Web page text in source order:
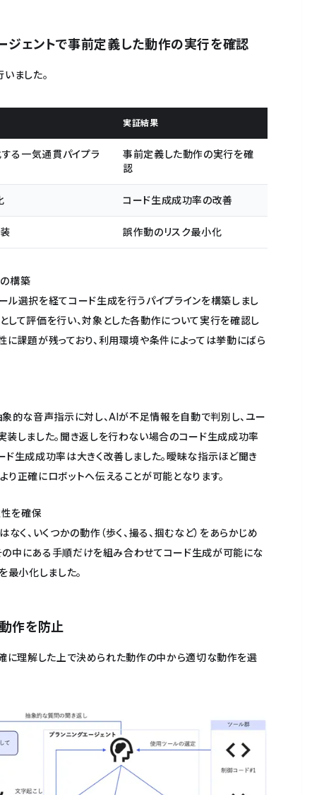
ェントで事前定義した動作の実行を確認
ました。
実証結果
る一気通貫パイプラ
事前定義した動作の実行を確
認
コード生成成功率の改善
誤作動のリスク最小化
構築
ル選択を経てコード生成を行うパイプラインを構築しまし
して評価を行い、対象とした各動作について実行を確認し
に課題が残っており、利用環境や条件によっては挙動にばら
象的な音声指示に対し、AIが不足情報を自動で判別し、ユー
装しました。聞き返しを行わない場合のコード生成成功率
ド生成成功率は大きく改善しました。曖昧な指示ほど聞き
正確にロボットへ伝えることが可能となります。
を確保
く、いくつかの動作（歩く、撮る、掴むなど）をあらかじめ
の中にある手順だけを組み合わせてコード生成が可能にな
最小化しました。
作を防止
に理解した上で決められた動作の中から適切な動作を選